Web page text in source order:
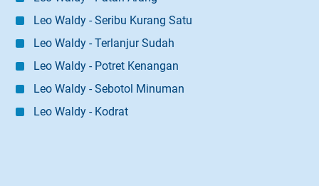
Leo Waldy - Seribu Kurang Satu
Leo Waldy - Terlanjur Sudah
Leo Waldy - Potret Kenangan
Leo Waldy - Sebotol Minuman
Leo Waldy - Kodrat